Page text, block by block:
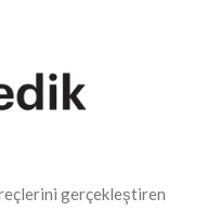
gerçekleştiren